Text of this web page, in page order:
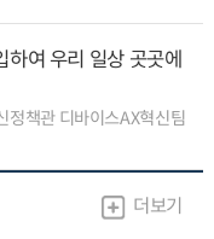
여 우리 일상 곳곳에
정책관 디바이스AX혁신팀
더보기